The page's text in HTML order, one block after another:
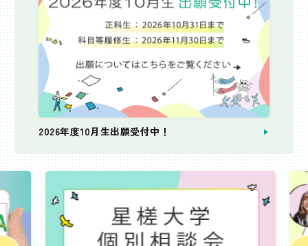
2026年度10月生出願受付中！